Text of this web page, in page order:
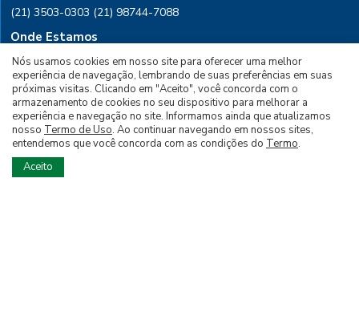
Nós usamos cookies em nosso site para oferecer uma melhor
experiência de navegação, lembrando de suas preferências em suas
próximas visitas. Clicando em "Aceito", você concorda com o
armazenamento de cookies no seu dispositivo para melhorar a
experiência e navegação no site. Informamos ainda que atualizamos
nosso Termo de Uso. Ao continuar navegando em nossos sites,
entendemos que você concorda com as condições do Termo.
Aceito
(21) 3503-0303 (21) 98744-7088
Onde Estamos
Rio de Janeiro, Rua Conselheiro
Saraiva, 28 Sala 601, CEP 20091-030
PARA ASSINAR
PARA ANUNCIAR